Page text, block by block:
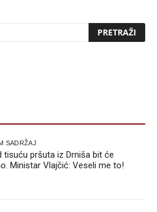
SADRŽAJ
tisuću pršuta iz Drniša bit će
Ministar Vlajčić: Veseli me to!